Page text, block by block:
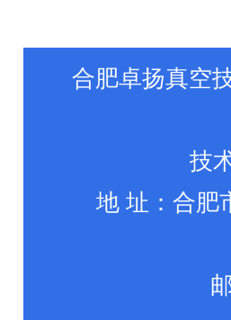
合肥卓扬真空
技
地 址：合肥